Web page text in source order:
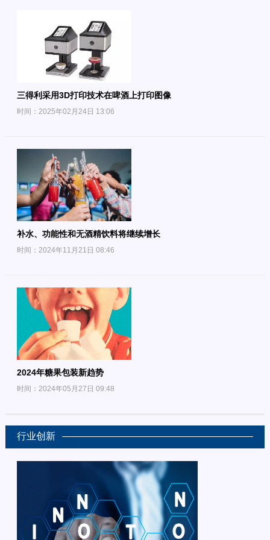
三得利采用3D打印技术在啤酒上打印图像
时间：2025年02月24日 13:06
补水、功能性和无酒精饮料将继续增长
时间：2024年11月21日 08:46
2024年糖果包装新趋势
时间：2024年05月27日 09:48
行业创新